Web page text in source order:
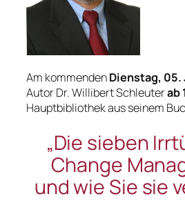
Am kommendenDienstag, 05.
Autor Dr. Willibert Schleuterab
Hauptbibliothek aus seinem
„Die sieben
Change
und wie Sie sie